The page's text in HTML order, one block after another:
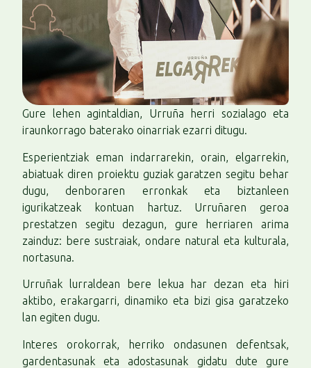
Gure lehen agintaldian, Urruña herri sozialago eta
iraunkorrago baterako oinarriak ezarri ditugu.
Esperientziak eman indarrarekin, orain, elgarrekin,
abiatuak diren proiektu guziak garatzen segitu behar
dugu, denboraren erronkak eta biztanleen
igurikatzeak kontuan hartuz. Urruñaren geroa
prestatzen segitu dezagun, gure herriaren arima
zainduz: bere sustraiak, ondare natural eta kulturala,
nortasuna.
Urruñak lurraldean bere lekua har dezan eta hiri
aktibo, erakargarri, dinamiko eta bizi gisa garatzeko
lan egiten dugu.
Interes orokorrak, herriko ondasunen defentsak,
gardentasunak eta adostasunak gidatu dute gure